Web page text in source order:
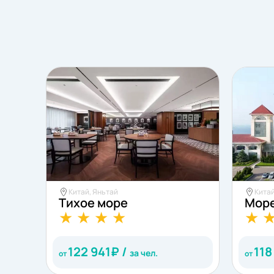
Китай, Яньтай
Тихое море
от122 941₽ / за чел. от